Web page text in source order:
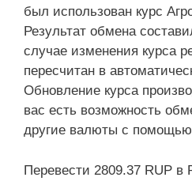
был использован курс
Результат обмена
случае изменения курса
пересчитан в
Обновление курса
вас есть возможность
другие валюты с
Перевести 2809.37 RUP